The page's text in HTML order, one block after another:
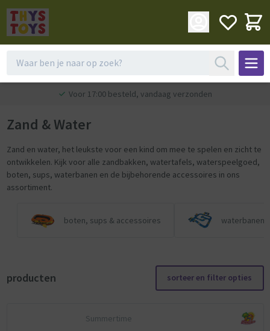
Voor 17:00 besteld, vandaag verzonden
Zand & Water
Zand en water, het leukste voor een kind om mee te spelen en zicht te
ontwikkelen. Kijk voor alle zandbakken, watertafels, waterspeelgoed,
boten, sups, waterbanen en de bijbehorende accessoires in ons
assortiment.
boten, sups & accessoires waterbanen
producten sorteer en filter opties
Summertime